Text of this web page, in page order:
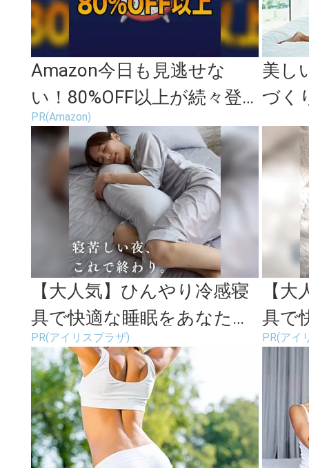
Amazon今日も見逃せな
い！80%OFF以上が続々登
場
PR(Amazon)
美し
づく
の動
【大人気】ひんやり冷感寝
具で快適な睡眠をあなた
に。
PR(アイリスプラザ)
【
具で
に。
PR(アイ